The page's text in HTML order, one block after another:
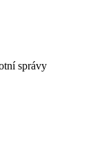
správy